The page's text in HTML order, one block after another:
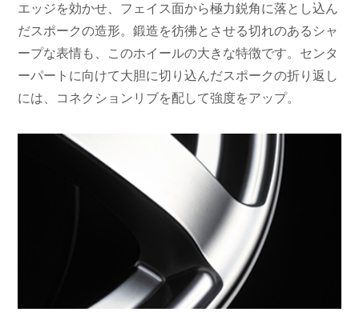
エッジを効かせ、フェイス面から極力鋭角に落とし込ん
だスポークの造形。鍛造を彷彿とさせる切れのあるシャ
ープな表情も、このホイールの大きな特徴です。センタ
ーパートに向けて大胆に切り込んだスポークの折り返し
には、コネクションリブを配して強度をアップ。